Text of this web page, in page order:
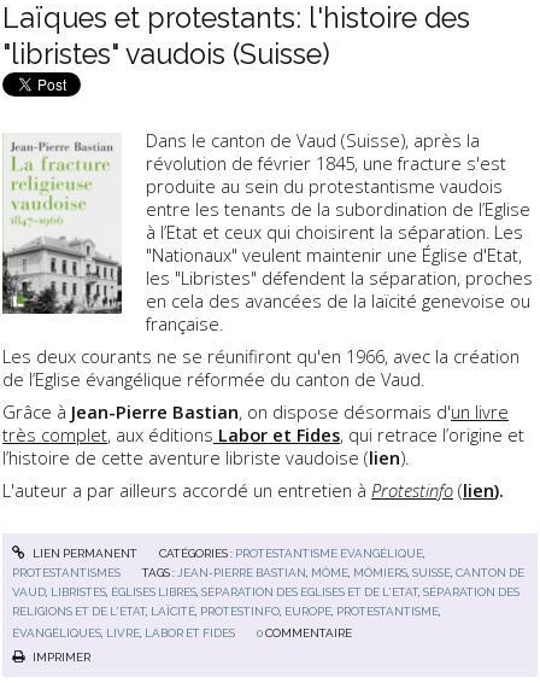
Laïques et protestants: l'histoire des
"libristes" vaudois (Suisse)
Dans le canton de Vaud (Suisse), après la
révolution de février 1845, une fracture s'est
produite au sein du protestantisme vaudois
entre les tenants de la subordination de l’Eglise
à l’Etat et ceux qui choisirent la séparation. Les
"Nationaux" veulent maintenir une Église d'Etat,
les "Libristes" défendent la séparation, proches
en cela des avancées de la laïcité genevoise ou
française.
Les deux courants ne se réunifiront qu'en 1966, avec la création
de l’Eglise évangélique réformée du canton de Vaud.
Grâce à Jean-Pierre Bastian, on dispose désormais d'un livre
très complet, aux éditions Labor et Fides, qui retrace l’origine et
l’histoire de cette aventure libriste vaudoise (lien).
L'auteur a par ailleurs accordé un entretien à Protestinfo (lien).
LIEN PERMANENT CATÉGORIES : PROTESTANTISME ÉVANGÉLIQUE,
PROTESTANTISMES
TAGS : JEAN-PIERRE BASTIAN MÔME MÔMIERS ,SUISSE ,CANTON DE
VAUD LIBRISTES ÉGLISES LIBRES ,SÉPARATION DES EGLISES ET DE L'ETAT,SÉPARATION DES
RELIGIONS ET DE L'ETAT, LAÏCITÉ PROTESTINFO EUROPE PROTESTANTISME
ÉVANGÉLIQUES LIVRE LABOR ET FIDES 0 COMMENTAIRE
IMPRIMER